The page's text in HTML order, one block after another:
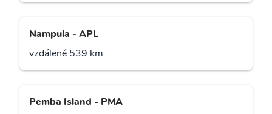
Nampula - APL
vzdálené 539 km
Pemba Island - PMA